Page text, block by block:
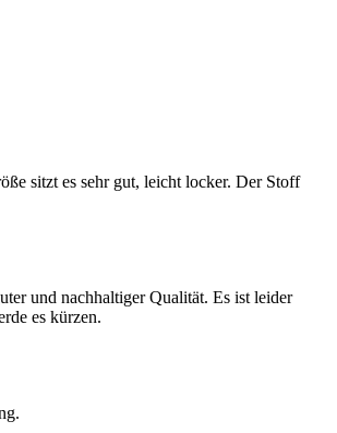
sitzt es sehr gut, leicht locker. Der Stoff
und nachhaltiger Qualität. Es ist leider
es kürzen.